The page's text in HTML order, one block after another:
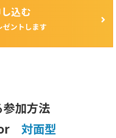
込む
ントします
加方法
対面型